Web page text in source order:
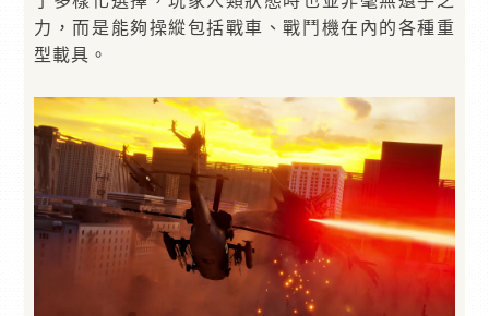
力，而是能夠操縱包括戰車、戰鬥機在內的各種重
型載具。